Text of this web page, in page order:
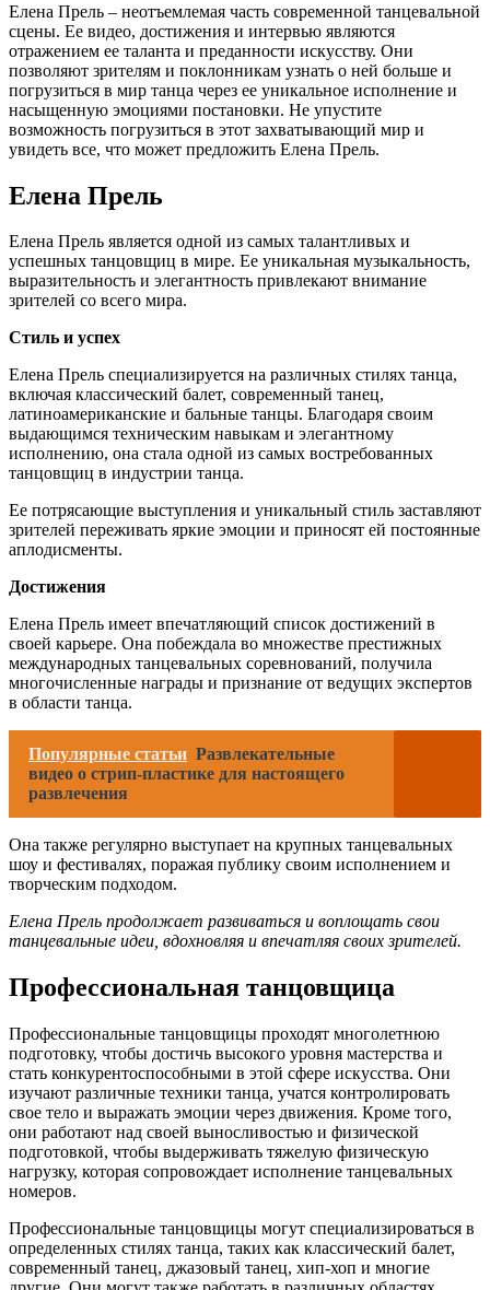
Елена Прель – неотъемлемая часть современной танцевальной
сцены. Ее видео, достижения и интервью являются
отражением ее таланта и преданности искусству. Они
позволяют зрителям и поклонникам узнать о ней больше и
погрузиться в мир танца через ее уникальное исполнение и
насыщенную эмоциями постановки. Не упустите
возможность погрузиться в этот захватывающий мир и
увидеть все, что может предложить Елена Прель.
Елена Прель
Елена Прель является одной из самых талантливых и
успешных танцовщиц в мире. Ее уникальная музыкальность,
выразительность и элегантность привлекают внимание
зрителей со всего мира.
Стиль и успех
Елена Прель специализируется на различных стилях танца,
включая классический балет, современный танец,
латиноамериканские и бальные танцы. Благодаря своим
выдающимся техническим навыкам и элегантному
исполнению, она стала одной из самых востребованных
танцовщиц в индустрии танца.
Ее потрясающие выступления и уникальный стиль заставляют
зрителей переживать яркие эмоции и приносят ей постоянные
аплодисменты.
Достижения
Елена Прель имеет впечатляющий список достижений в
своей карьере. Она побеждала во множестве престижных
международных танцевальных соревнований, получила
многочисленные награды и признание от ведущих экспертов
в области танца.
Популярные статьи Развлекательные
видео о стрип-пластике для настоящего
развлечения
Она также регулярно выступает на крупных танцевальных
шоу и фестивалях, поражая публику своим исполнением и
творческим подходом.
Елена Прель продолжает развиваться и воплощать свои
танцевальные идеи, вдохновляя и впечатляя своих зрителей.
Профессиональная танцовщица
Профессиональные танцовщицы проходят многолетнюю
подготовку, чтобы достичь высокого уровня мастерства и
стать конкурентоспособными в этой сфере искусства. Они
изучают различные техники танца, учатся контролировать
свое тело и выражать эмоции через движения. Кроме того,
они работают над своей выносливостью и физической
подготовкой, чтобы выдерживать тяжелую физическую
нагрузку, которая сопровождает исполнение танцевальных
номеров.
Профессиональные танцовщицы могут специализироваться в
определенных стилях танца, таких как классический балет,
современный танец, джазовый танец, хип-хоп и многие